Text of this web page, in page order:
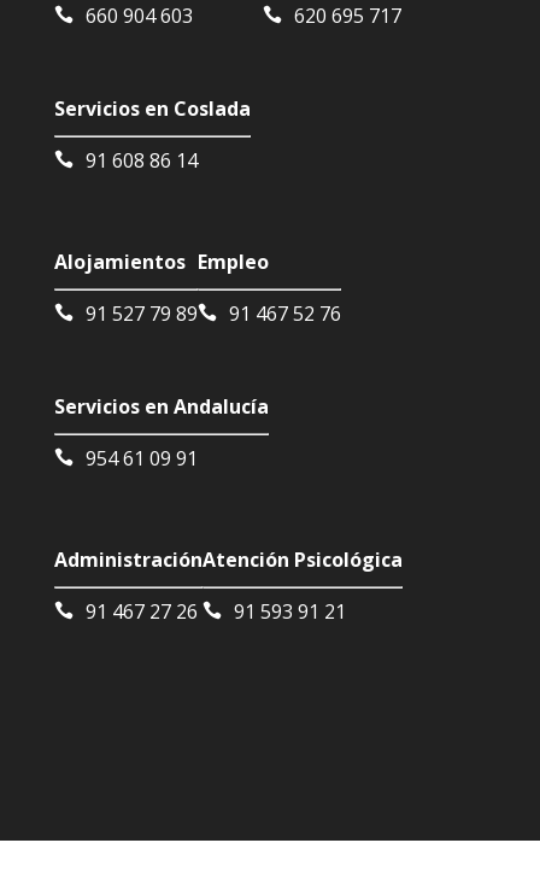
660 904 603
620 695 717
Servicios en Coslada
91 608 86 14
Alojamientos
91 527 79 89
Empleo
91 467 52 76
Servicios en Andalucía
954 61 09 91
Administración
91 467 27 26
Atención Psicológica
91 593 91 21